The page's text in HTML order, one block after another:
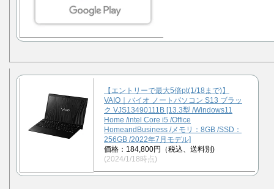
【エントリーで最大5倍pt(1/18まで)】
VAIO｜バイオ ノートパソコン S13 ブラッ
ク VJS13490111B [13.3型 /Windows11
Home /intel Core i5 /Office
HomeandBusiness /メモリ：8GB /SSD：
256GB /2022年7月モデル]
価格：184,800円（税込、送料別)
(2024/1/18時点)